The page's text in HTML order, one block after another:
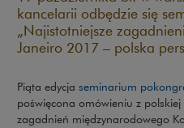
kancelarii odbędzie się
„Najistotniejsze
Janeiro 2017 – polska
Piąta edycja seminarium
poświęcona omówieniu z
zagadnień międzynarodowego